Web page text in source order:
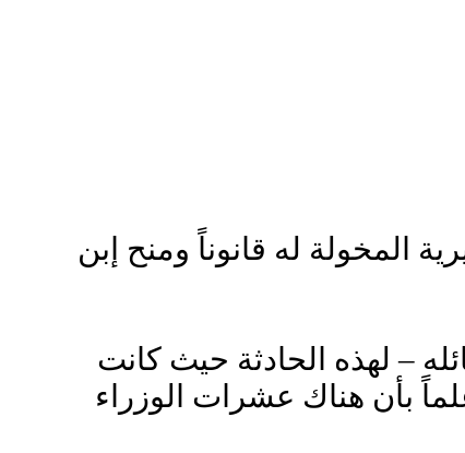
المخولة له قانوناً ومنح إبن
– لهذه الحادثة حيث كانت
بأن هناك عشرات الوزراء